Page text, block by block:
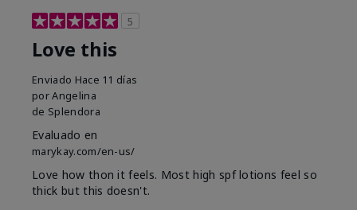
5
Love this
Enviado Hace 11 días
porAngelina
de Splendora
Evaluado en
marykay.com/en-us/
Love how thon it feels. Most high spf lotions feel so
thick but this doesn't.